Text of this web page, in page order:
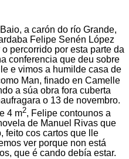
a carón do río Grande,
Felipe Senén López
percorrido por esta parte da
conferencia que deu sobre
e vimos a humilde casa de
Man, finado en Camelle
a súa obra fora cuberta
o 13 de novembro.
4 m2, Felipe contounos a
de Manuel Rivas que
feito cos cartos que lle
ver porque non está
que é cando debía estar.